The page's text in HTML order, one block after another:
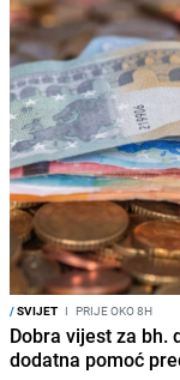
/SVIJET I PRIJE OKO 8H
Dobra vijest za bh.
dodatna pomoć